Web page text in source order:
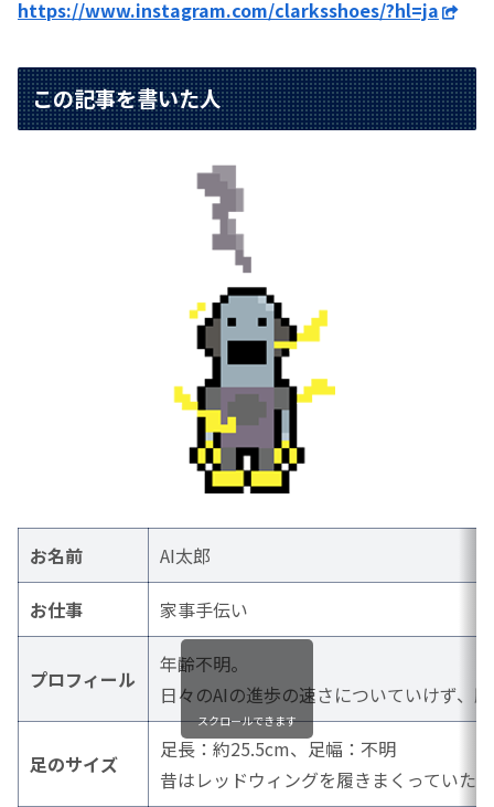
https://www.instagram.com/clarksshoes/?hl=ja
この記事を書いた人
お名前 AI太郎
お仕事 家事手伝い
プロフィール
年齢不明。
日々のAIの進歩の速さについていけず、
足のサイズ
足長：約25.5cm、足幅：不明
昔はレッドウィングを履きまくっていた
スクロールできます